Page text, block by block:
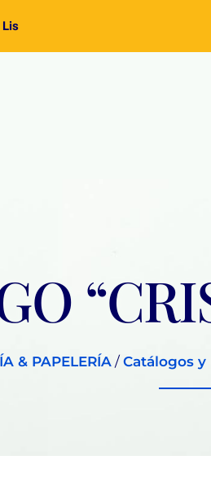
& PAPELERÍA/ Catálogos y